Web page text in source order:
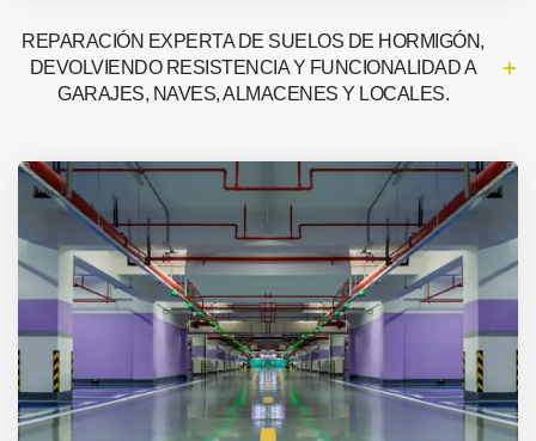
REPARACIÓN EXPERTA DE SUELOS DE HORMIGÓN,
DEVOLVIENDO RESISTENCIA Y FUNCIONALIDAD A
GARAJES, NAVES, ALMACENES Y LOCALES.